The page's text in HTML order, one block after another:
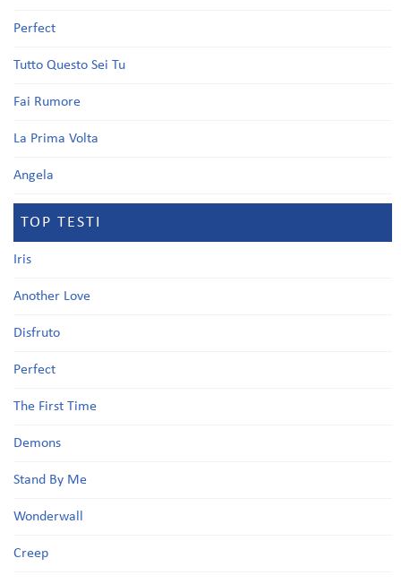
Perfect
Tutto Questo Sei Tu
Fai Rumore
La Prima Volta
Angela
TOP TESTI
Iris
Another Love
Disfruto
Perfect
The First Time
Demons
Stand By Me
Wonderwall
Creep